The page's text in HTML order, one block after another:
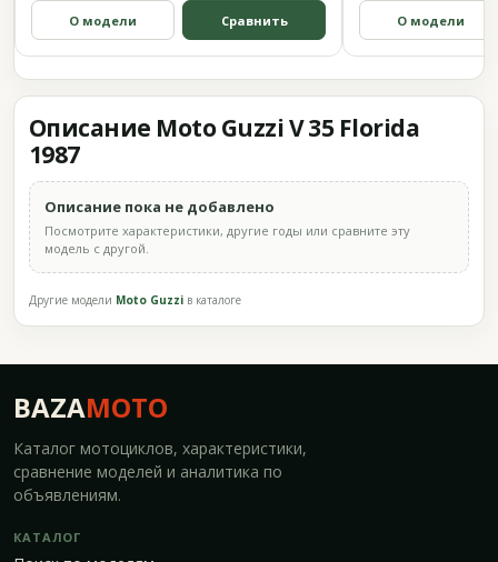
О модели Сравнить О модели
Описание Moto Guzzi V 35 Florida
1987
Описание пока не добавлено
Посмотрите характеристики, другие годы или сравните эту
модель с другой.
Другие модели Moto Guzzi в каталоге
BAZAMOTO
Каталог мотоциклов, характеристики,
сравнение моделей и аналитика по
объявлениям.
КАТАЛОГ